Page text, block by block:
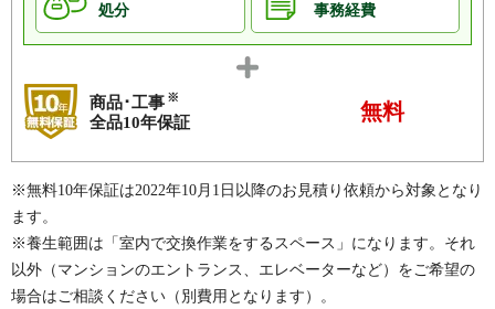
町
ハ行
旗岡、東豊井、東豊井（江口）、東豊井（上豊井）、東
豊井（下豊井）、東豊井（神田町）、東豊井（恋ケ
浜）、東豊井（新町）、東豊井（洲鼻）、東豊井（住吉
町）、東豊井（寺迫）、東豊井（寺迫半上）、東豊井
東豊井（東豊井開作）、東豊井（松神町）、東柳、平
田、平田（東開作）、平田（西開作）、古川町、北斗
マ行 美里町、瑞穂町、南花岡、桃山町
ヤ行
山田、山田（梅ノ木原）、山田（浴条）、山田（山田
上）、山田（山田下）、米川
処分
事務経費
商品･工事 ※
全品10年保証 無料
※無料10年保証は2022年10月1日以降のお見積り依頼から対象となり
ます。
※養生範囲は「室内で交換作業をするスペース」になります。それ
以外（マンションのエントランス、エレベーターなど）をご希望の
場合はご相談ください（別費用となります）。